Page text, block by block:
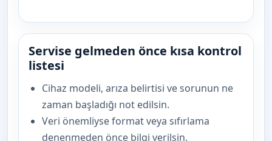
Servise gelmeden önce kısa kontrol
listesi
Cihaz modeli, arıza belirtisi ve sorunun ne
zaman başladığı not edilsin.
Veri önemliyse format veya sıfırlama
denenmeden önce bilgi verilsin.